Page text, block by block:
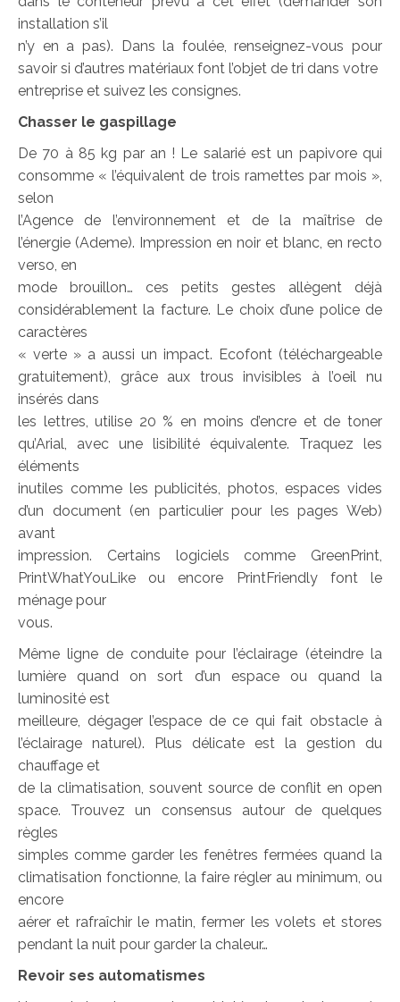
installation s’il
n’y en a pas). Dans la foulée, renseignez-vous pour
savoir si d’autres matériaux font l’objet de tri dans votre
entreprise et suivez les consignes.
Chasser le gaspillage
De 70 à 85 kg par an ! Le salarié est un papivore qui
consomme « l’équivalent de trois ramettes par mois »,
selon
l’Agence de l’environnement et de la maîtrise de
l’énergie (Ademe). Impression en noir et blanc, en recto
verso, en
mode brouillon… ces petits gestes allègent déjà
considérablement la facture. Le choix d’une police de
caractères
« verte » a aussi un impact. Ecofont (téléchargeable
gratuitement), grâce aux trous invisibles à l’oeil nu
insérés dans
les lettres, utilise 20 % en moins d’encre et de toner
qu’Arial, avec une lisibilité équivalente. Traquez les
éléments
inutiles comme les publicités, photos, espaces vides
d’un document (en particulier pour les pages Web)
avant
impression. Certains logiciels comme GreenPrint,
PrintWhatYouLike ou encore PrintFriendly font le
ménage pour
vous.
Même ligne de conduite pour l’éclairage (éteindre la
lumière quand on sort d’un espace ou quand la
luminosité est
meilleure, dégager l’espace de ce qui fait obstacle à
l’éclairage naturel). Plus délicate est la gestion du
chauffage et
de la climatisation, souvent source de conflit en open
space. Trouvez un consensus autour de quelques
règles
simples comme garder les fenêtres fermées quand la
climatisation fonctionne, la faire régler au minimum, ou
encore
aérer et rafraîchir le matin, fermer les volets et stores
pendant la nuit pour garder la chaleur…
Revoir ses automatismes